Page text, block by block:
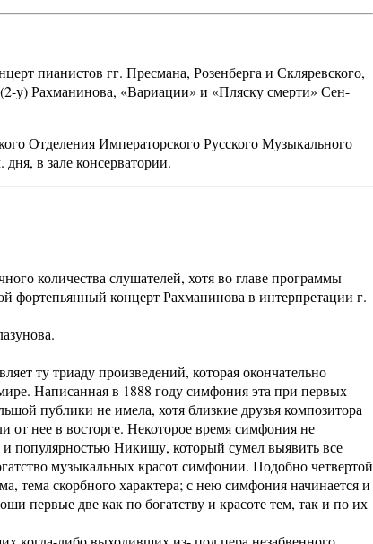
пианистов гг. Пресмана, Розенберга и Скляревского,
у) Рахманинова, «Вариации» и «Пляску смерти» Сен-
Отделения Императорского Русского Музыкального
в зале консерватории.
количества слушателей, хотя во главе программы
фортепьянный концерт Рахманинова в интерпретации г.
ту триаду произведений, которая окончательно
Написанная в 1888 году симфония эта при первых
публики не имела, хотя близкие друзья композитора
от нее в восторге. Некоторое время симфония не
популярностью Никишу, который сумел выявить все
музыкальных красот симфонии. Подобно четвертой
тема скорбного характера; с нею симфония начинается и
первые две как по богатству и красоте тем, так и по их